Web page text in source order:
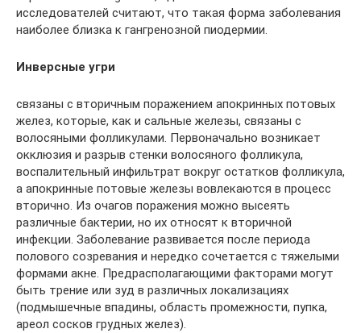
исследователей считают, что такая форма заболевания
наиболее близка к гангренозной пиодермии.
Инверсные угри
связаны с вторичным поражением апокринных потовых
желез, которые, как и сальные железы, связаны с
волосяными фолликулами. Первоначально возникает
окклюзия и разрыв стенки волосяного фолликула,
воспалительный инфильтрат вокруг остатков фолликула,
а апокринные потовые железы вовлекаются в процесс
вторично. Из очагов поражения можно высеять
различные бактерии, но их относят к вторичной
инфекции. Заболевание развивается после периода
полового созревания и нередко сочетается с тяжелыми
формами акне. Предрасполагающими факторами могут
быть трение или зуд в различных локализациях
(подмышечные впадины, область промежности, пупка,
ареол сосков грудных желез).